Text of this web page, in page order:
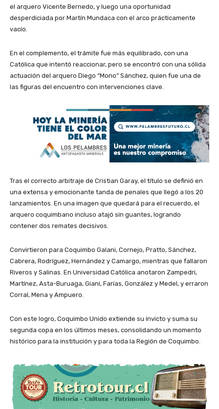
el arquero Vicente Bernedo, y luego una oportunidad
desperdiciada por Martín Mundaca con el arco prácticamente
vacío.
En el complemento, el trámite fue más equilibrado, con una
Católica que intentó reaccionar, pero se encontró con una sólida
actuación del arquero Diego “Mono” Sánchez, quien fue una de
las figuras del encuentro con intervenciones clave.
Tras el correcto arbitraje de Cristian Garay, el título se definió en
una extensa y emocionante tanda de penales que llegó a los 20
lanzamientos. En una imagen que quedará para el recuerdo, el
arquero coquimbano incluso atajó sin guantes, logrando
contener dos remates decisivos.
Convirtieron para Coquimbo Galani, Cornejo, Pratto, Sánchez,
Cabrera, Rodríguez, Hernández y Camargo, mientras que fallaron
Riveros y Salinas. En Universidad Católica anotaron Zampedri,
Martínez, Asta-Buruaga, Giani, Farías, González y Medel, y erraron
Corral, Mena y Ampuero.
Con este logro, Coquimbo Unido extiende su invicto y suma su
segunda copa en los últimos meses, consolidando un momento
histórico para la institución y para toda la Región de Coquimbo.